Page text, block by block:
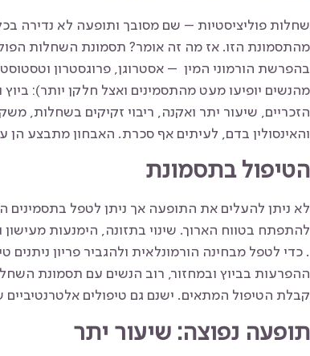
שחלות פוליציסטיות – שם מסובך ותופעה לא נדירה
מהתסמונת הזו. אז מה זה אומר? תסמונת השחלות
בהפרשת הורמוני המין – אסטרוגן, פרוגסטרון
מהנשים יופיעו מעט מהתסמינים ואצל חלקן יותר):
הזכריים, שיעור יתר ואקנה, ריבוי זקיקים בשחלות,
והאינסולין בדם, לעיתים אף סכרת. האבחון מתבצע הן
הטיפול בתסמונת
לא ניתן להעלים את התופעה אך ניתן לטפל בתסמינים
להתפתח בטווח הארוך. שינוי בתזונה, הימנעות
. כדי לטפל מבחינה הורמונלאית ולהגביר פריון ניתנים
ההפרעות בביוץ ובמחזור, רוב הנשים עם תסמונת
קבלת הטיפול המתאים. ישנם גם טיפולים
תופעה נפוצה: שיעור יתר